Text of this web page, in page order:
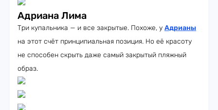
Адриана Лима
Три купальника — и все закрытые. Похоже, у Адрианы
на этот счёт принципиальная позиция. Но её красоту
не способен скрыть даже самый закрытый пляжный
образ.